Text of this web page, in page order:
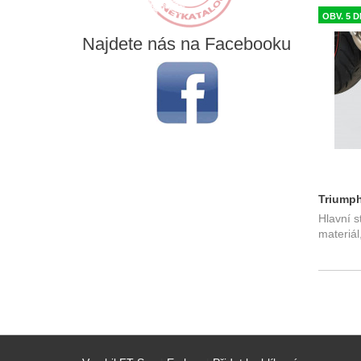
OBV. 5
stojan
Hlavní
Najdete nás na Facebooku